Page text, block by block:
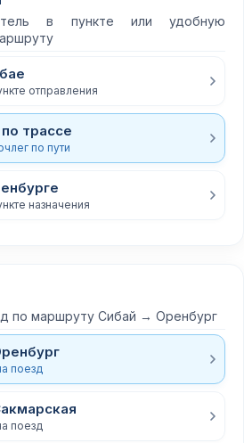
в пункте или удобную
отправления
трассе
по пути
назначения
по маршруту Сибай → Оренбург
поезд
поезд